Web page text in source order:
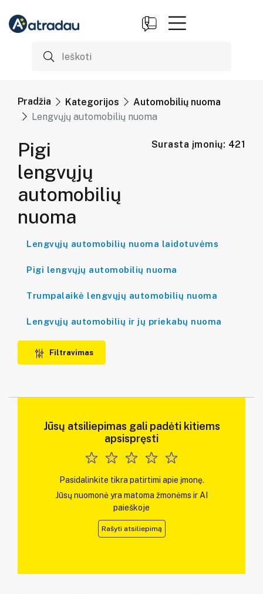
Pradžia Kategorijos
Automobilių nuoma
Lengvųjų automobilių nuoma
Pigi
lengvųjų
automobilių
nuoma
Surasta įmonių: 421
Lengvųjų automobilių nuoma laidotuvėms
Pigi lengvųjų automobilių nuoma
Trumpalaikė lengvųjų automobilių nuoma
Lengvųjų automobilių ir jų priekabų nuoma
Filtravimas
Jūsų atsiliepimas gali padėti kitiems
apsispręsti
Pasidalinkite tikra patirtimi apie įmonę.
Jūsų nuomonė yra matoma žmonėms ir AI
paieškoje
Rašyti atsiliepimą